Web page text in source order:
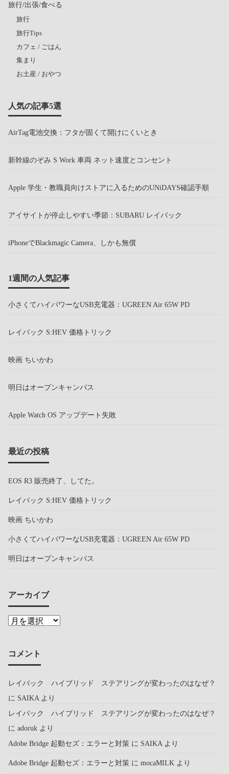
旅行/出張/食べる
旅行
旅行Tips
カフェ / ごはん
集まり
お土産 / おやつ
人気の記事5選
AirTag電池交換：フタが固くて開けにくいとき
新幹線のぞみ S Work 車両 ネット速度とコンセント
Apple 学生・教職員向けストアに入るためのUNiDAYS確認手順
アイサイトが停止しやすい季節：SUBARU レイバック
iPhoneでBlackmagic Camera、しかも無償
1週間の人気記事
小さくてハイパワーなUSB充電器：UGREEN Air 65W PD
レイバック S:HEV 価格トリック
映画 ちいかわ
明日はオープンキャンパス
Apple Watch OS アップデート失敗
最近の投稿
EOS R3 販売終了、してた。
レイバック S:HEV 価格トリック
映画 ちいかわ
小さくてハイパワーなUSB充電器：UGREEN Air 65W PD
明日はオープンキャンパス
アーカイブ
コメント
レイバック ハイブリッド ステアリングが変わったのはなぜ？
に SAIKA より
レイバック ハイブリッド ステアリングが変わったのはなぜ？
に adoruk より
Adobe Bridge 起動セズ：エラーと対策 に SAIKA より
Adobe Bridge 起動セズ：エラーと対策 に mocaMILK より